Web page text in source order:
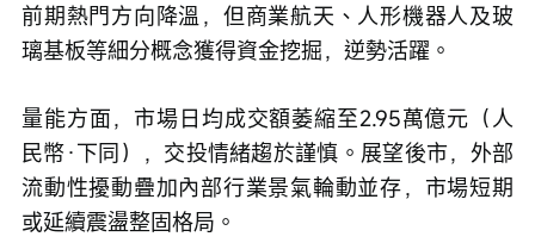
前期熱門方向降溫，但商業航天、人形機器人及玻
璃基板等細分概念獲得資金挖掘，逆勢活躍。
量能方面，市場日均成交額萎縮至2.95萬億元（人
民幣·下同），交投情緒趨於謹慎。展望後市，外部
流動性擾動疊加內部行業景氣輪動並存，市場短期
或延續震盪整固格局。